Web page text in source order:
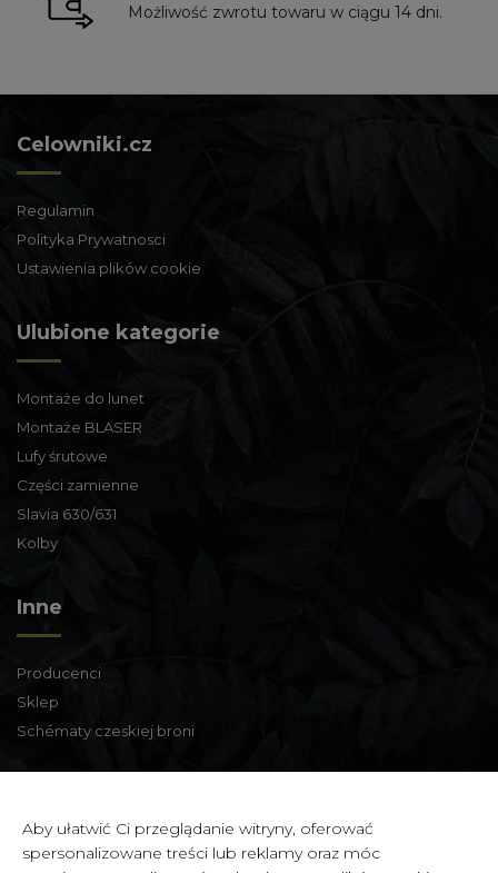
Możliwość zwrotu towaru w ciągu 14 dni.
Celowniki.cz
Regulamin
Polityka Prywatnosci
Ustawienia plików cookie
Ulubione kategorie
Montaże do lunet
Montaże BLASER
Lufy śrutowe
Części zamienne
Slavia 630/631
Kolby
Inne
Producenci
Sklep
Schématy czeskiej broni
Aby ułatwić Ci przeglądanie witryny, oferować
spersonalizowane treści lub reklamy oraz móc